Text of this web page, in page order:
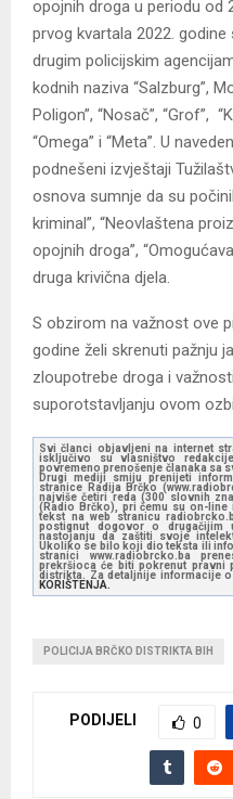
opojnih droga u periodu od
prvog kvartala 2022.
drugim policijskim
kodnih naziva “Salzburg”,
Poligon”, “Nosač”, “Grof”,
“Omega” i “Meta”. U
podnešeni izvještaji
osnova sumnje da su
kriminal”, “Neovlaštena
opojnih droga”,
druga krivična djela.
S obzirom na važnost ove
godine želi skrenuti pažnju
zloupotrebe droga i
suporotstavljanju ovom
Svi članci objavljeni na internet
isključivo su vlasništvo
povremeno prenošenje članaka sa
Drugi mediji smiju prenijeti
stranice Radija Brčko
najviše četiri reda (300 slovnih
(Radio Brčko), pri čemu su on-
tekst na web stranicu
postignut dogovor o drugačijim
nastojanju da zaštiti svoje
Ukoliko se bilo koji dio teksta ili
stranici www.radiobrcko.ba
prekršioca će biti pokrenut pravni
distrikta. Za detaljnije informacije
KORIŠTENJA.
POLICIJA BRČKO DISTRIKTA BIH
PODIJELI 0